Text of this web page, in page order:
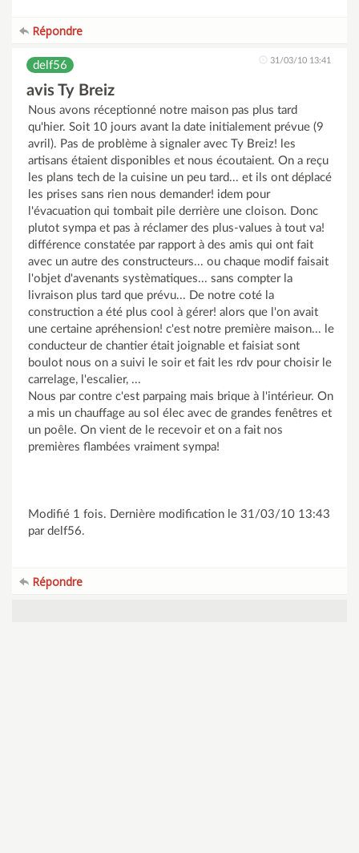
Répondre
delf56 31/03/10 13:41
avis Ty Breiz
Nous avons réceptionné notre maison pas plus tard
qu'hier. Soit 10 jours avant la date initialement prévue (9
avril). Pas de problème à signaler avec Ty Breiz! les
artisans étaient disponibles et nous écoutaient. On a reçu
les plans tech de la cuisine un peu tard... et ils ont déplacé
les prises sans rien nous demander! idem pour
l'évacuation qui tombait pile derrière une cloison. Donc
plutot sympa et pas à réclamer des plus-values à tout va!
différence constatée par rapport à des amis qui ont fait
avec un autre des constructeurs... ou chaque modif faisait
l'objet d'avenants systèmatiques... sans compter la
livraison plus tard que prévu... De notre coté la
construction a été plus cool à gérer! alors que l'on avait
une certaine apréhension! c'est notre première maison... le
conducteur de chantier était joignable et faisiat sont
boulot nous on a suivi le soir et fait les rdv pour choisir le
carrelage, l'escalier, ...
Nous par contre c'est parpaing mais brique à l'intérieur. On
a mis un chauffage au sol élec avec de grandes fenêtres et
un poêle. On vient de le recevoir et on a fait nos
premières flambées vraiment sympa!
Modifié 1 fois. Dernière modification le 31/03/10 13:43
par delf56.
Répondre